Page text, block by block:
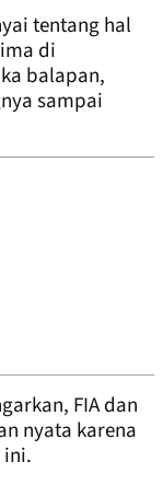
tentang hal
di
balapan,
sampai
FIA dan
nyata karena
ini.